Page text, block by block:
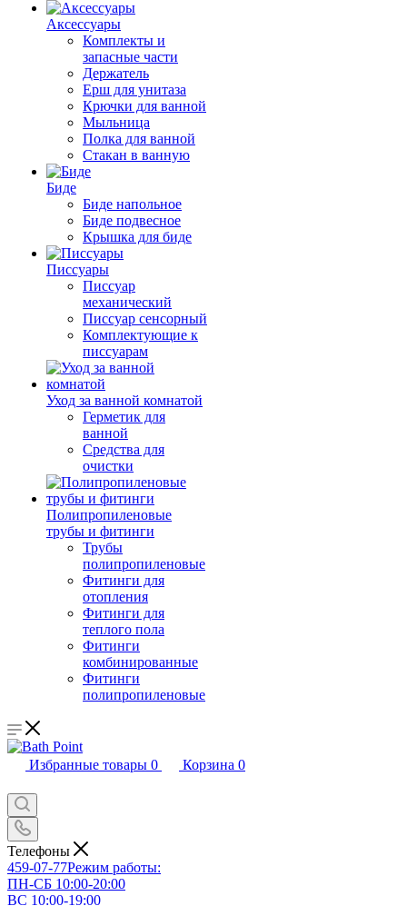
Аксессуары
Комплекты и
запасные части
Держатель
Ерш для унитаза
Крючки для ванной
Мыльница
Полка для ванной
Стакан в ванную
Биде
Биде напольное
Биде подвесное
Крышка для биде
Писсуары
Писсуар
механический
Писсуар сенсорный
Комплектующие к
писсуарам
Уход за ванной комнатой
Герметик для
ванной
Средства для
очистки
Полипропиленовые
трубы и фитинги
Трубы
полипропиленовые
Фитинги для
отопления
Фитинги для
теплого пола
Фитинги
комбинированные
Фитинги
полипропиленовые
Избранные товары 0 Корзина 0
Телефоны
459-07-77Режим работы:
ПН-СБ 10:00-20:00
ВС 10:00-19:00